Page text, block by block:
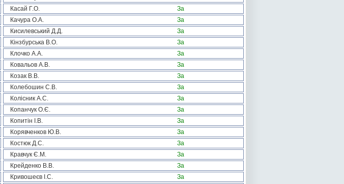
Касай Г.О.
За
Качура О.А.
За
Кисилевський Д.Д.
За
Кінзбурська В.О.
За
Клочко А.А.
За
Ковальов А.В.
За
Козак В.В.
За
Колебошин С.В.
За
Колісник А.С.
За
Копанчук О.Є.
За
Копитін І.В.
За
Корявченков Ю.В.
За
Костюк Д.С.
За
Кравчук Є.М.
За
Крейденко В.В.
За
Кривошеєв І.С.
За